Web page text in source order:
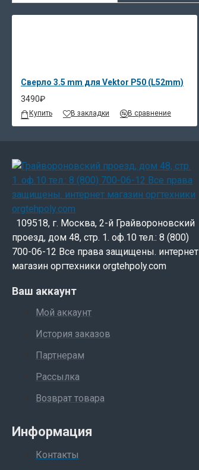
Сверло 3.5 mm для Vektor P50 (L52mm)
3490₽
Купить В закладки В сравнение
109518, г. Москва, 2-й Грайвороновский
проезд, дом 48, стр. 1. оф.10 тел.: 8 (800)
700-06-12 Все права защищены. интернет
магазин оргтехники orgtehpoly.com
Ваш аккаунт
Мой аккаунт
История заказов
Партнерам
Рассылка
Возврат товара
Информация
Контакты